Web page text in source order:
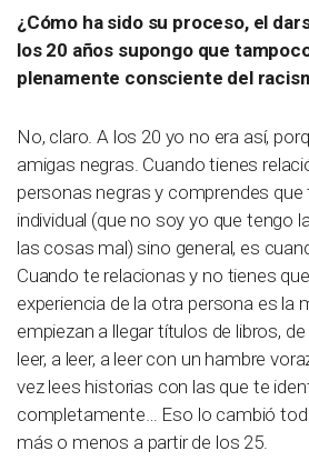
¿Cómo ha sido su proceso, el
los 20 años supongo que
plenamente consciente del
No, claro. A los 20 yo no era así,
amigas negras. Cuando tienes
personas negras y comprendes que
individual (que no soy yo que tengo
las cosas mal) sino general, es
Cuando te relacionas y no tienes
experiencia de la otra persona es la
empiezan a llegar títulos de libros,
leer, a leer, a leer con un hambre
vez lees historias con las que te
completamente… Eso lo cambió
más o menos a partir de los 25.